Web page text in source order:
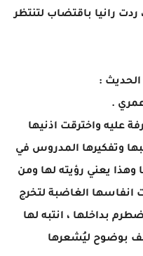
رانيا باقتضاب لتنتظر
:
عمري .
عليه واخترقت اذنيها
وتفكيرها المدروس في
وهذا يعني رؤيته لها ومن
انفاسها الغاضبة لتخرج
بداخلها ، انتبه لها
بوضوح ليُشعرها